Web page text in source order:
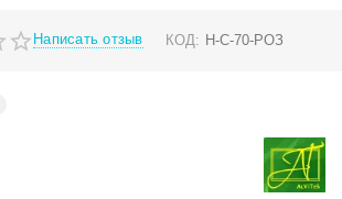
Написать отзыв КОД: Н-С-70-РОЗ